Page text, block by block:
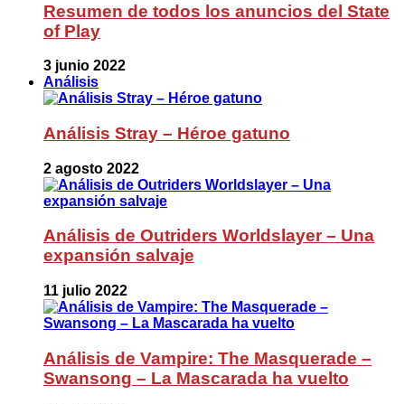
Resumen de todos los anuncios del State
of Play
3 junio 2022
Análisis
Análisis Stray – Héroe gatuno
2 agosto 2022
Análisis de Outriders Worldslayer – Una
expansión salvaje
11 julio 2022
Análisis de Vampire: The Masquerade –
Swansong – La Mascarada ha vuelto